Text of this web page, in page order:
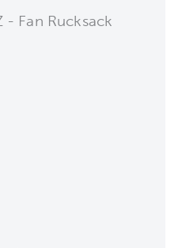
- Fan Rucksack